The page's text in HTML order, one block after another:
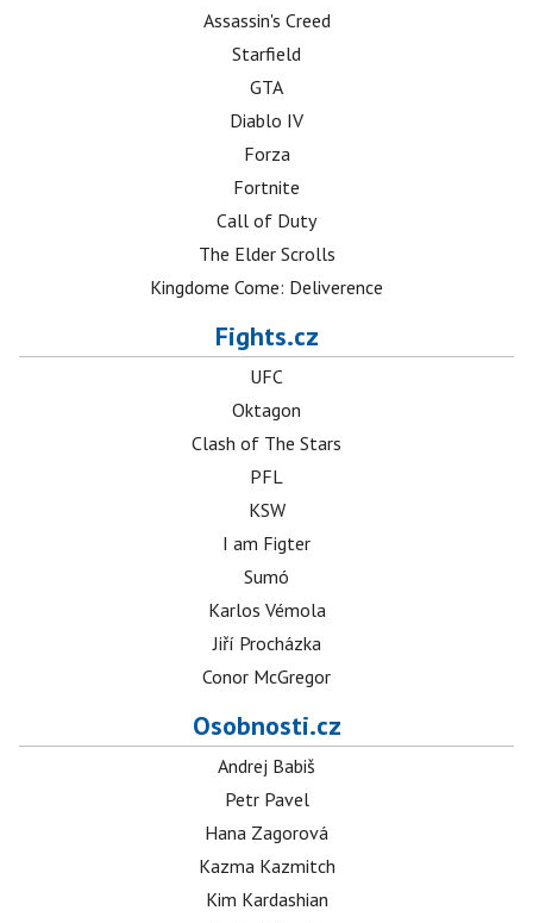
Assassin's Creed
Starfield
GTA
Diablo IV
Forza
Fortnite
Call of Duty
The Elder Scrolls
Kingdome Come: Deliverence
Fights.cz
UFC
Oktagon
Clash of The Stars
PFL
KSW
I am Figter
Sumó
Karlos Vémola
Jiří Procházka
Conor McGregor
Osobnosti.cz
Andrej Babiš
Petr Pavel
Hana Zagorová
Kazma Kazmitch
Kim Kardashian